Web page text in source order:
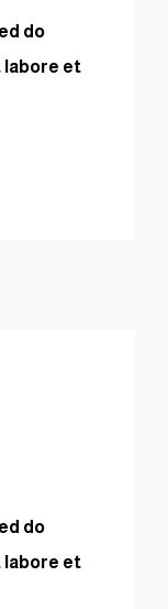
do
labore et
do
labore et